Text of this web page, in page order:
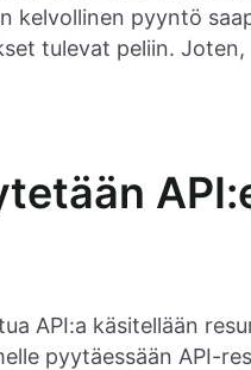
kelvollinen pyyntö
tulevat peliin.
API:a käsitellään
pyytäessään API-